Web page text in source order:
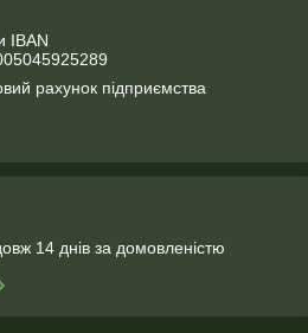
IBAN
рахунок підприємства
14 днів за домовленістю